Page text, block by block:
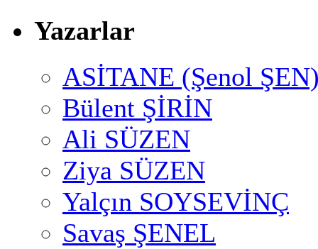
Yazarlar
ASİTANE (Şenol
Bülent ŞİRİN
Ali SÜZEN
Ziya SÜZEN
Yalçın SOYSEVİNÇ
Savaş ŞENEL